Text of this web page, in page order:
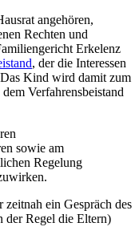
angehören,
Rechten und
Erkelenz
, der die Interessen
Kind wird damit zum
Verfahrensbeistand
sowie am
Regelung
ein Gespräch des
der Regel die Eltern)